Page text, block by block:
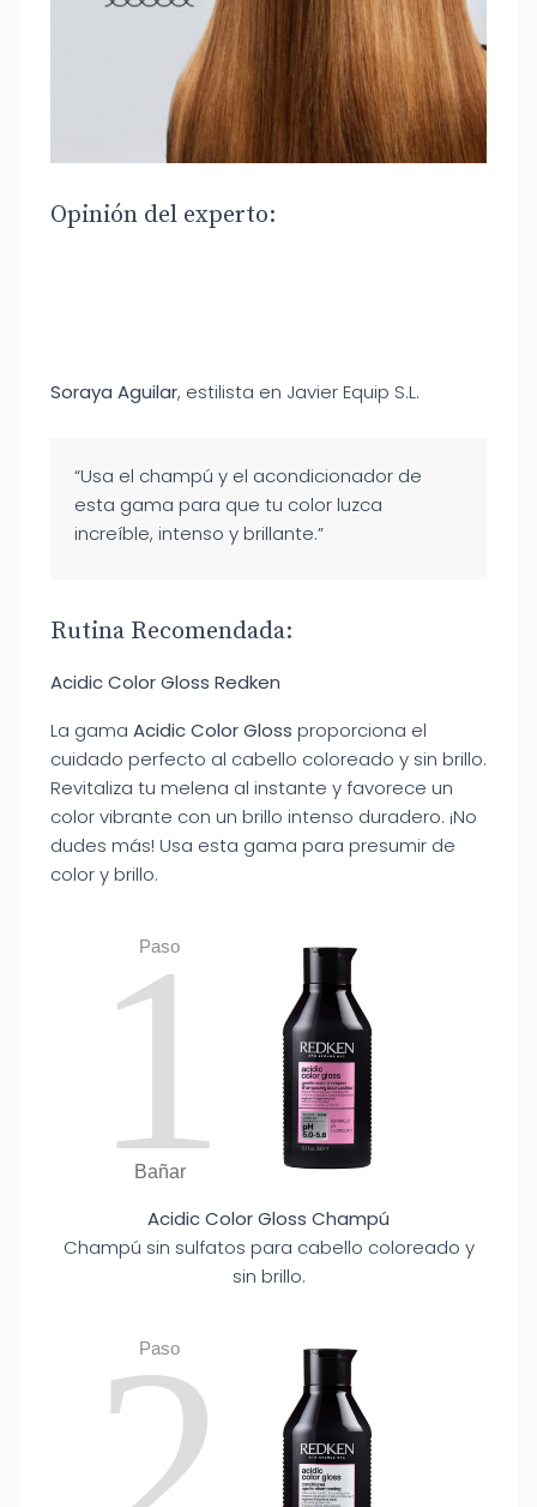
Opinión del experto:
Soraya Aguilar, estilista en Javier Equip S.L.
“Usa el champú y el acondicionador de
esta gama para que tu color luzca
increíble, intenso y brillante.”
Rutina Recomendada:
Acidic Color Gloss Redken
La gama Acidic Color Gloss proporciona el
cuidado perfecto al cabello coloreado y sin brillo.
Revitaliza tu melena al instante y favorece un
color vibrante con un brillo intenso duradero. ¡No
dudes más! Usa esta gama para presumir de
color y brillo.
Paso
1
Bañar
Acidic Color Gloss Champú
Champú sin sulfatos para cabello coloreado y
sin brillo.
Paso